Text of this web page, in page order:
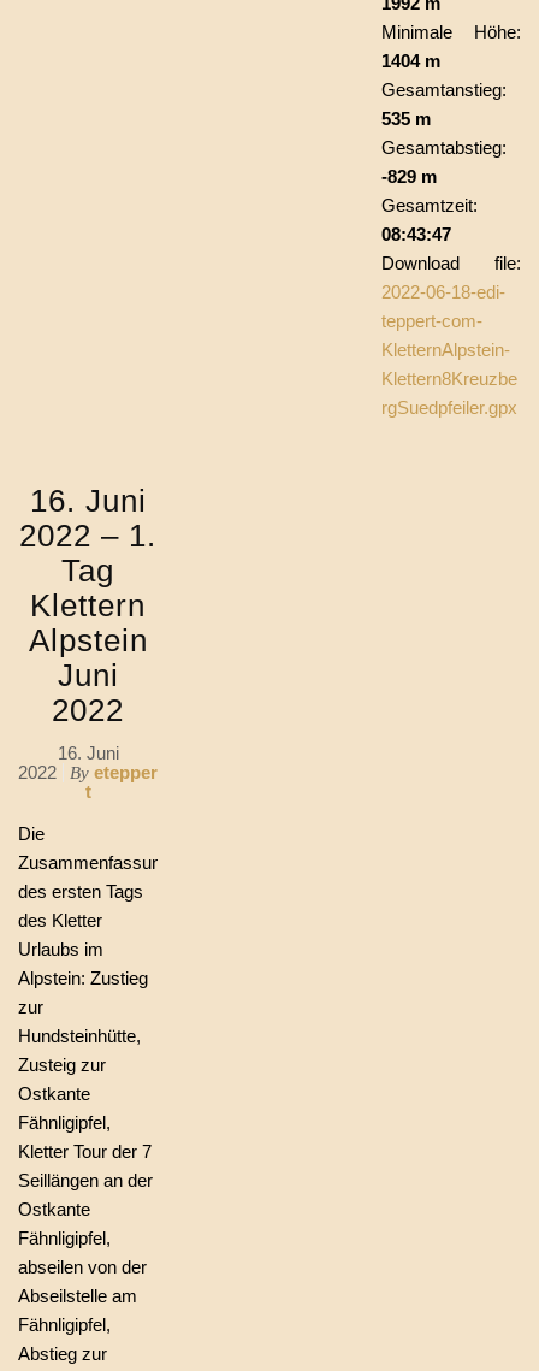
Minimale Höhe:
1404 m
Gesamtanstieg:
535 m
Gesamtabstieg:
-829 m
Gesamtzeit:
08:43:47
Download file:
2022-06-18-edi-
teppert-com-
KletternAlpstein-
Klettern8Kreuzbe
rgSuedpfeiler.gpx
16. Juni
2022 – 1.
Tag
Klettern
Alpstein
Juni
2022
16. Juni
2022
By etepper
t
Die
Zusammenfassung
des ersten Tags
des Kletter
Urlaubs im
Alpstein: Zustieg
zur
Hundsteinhütte,
Zusteig zur
Ostkante
Fähnligipfel,
Kletter Tour der 7
Seillängen an der
Ostkante
Fähnligipfel,
abseilen von der
Abseilstelle am
Fähnligipfel,
Abstieg zur